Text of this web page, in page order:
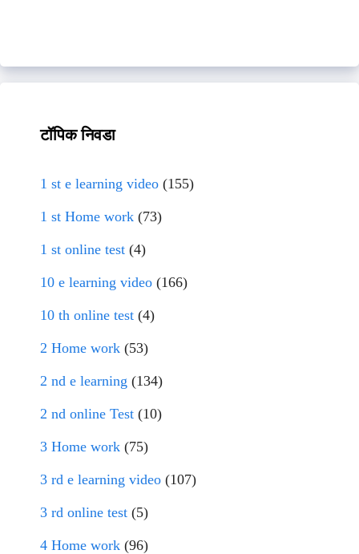
टॉपिक निवडा
1 st e learning video (155)
1 st Home work (73)
1 st online test (4)
10 e learning video (166)
10 th online test (4)
2 Home work (53)
2 nd e learning (134)
2 nd online Test (10)
3 Home work (75)
3 rd e learning video (107)
3 rd online test (5)
4 Home work (96)